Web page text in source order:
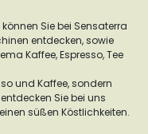
Sie bei Sensaterra
entdecken, sowie
Kaffee, Espresso, Tee
und Kaffee, sondern
Sie bei uns
süßen Köstlichkeiten.